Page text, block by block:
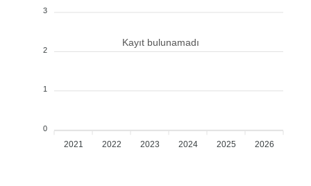
2021 2022 2023 2024 2025 2026
Kayıt bulunamadı
3
2
1
0